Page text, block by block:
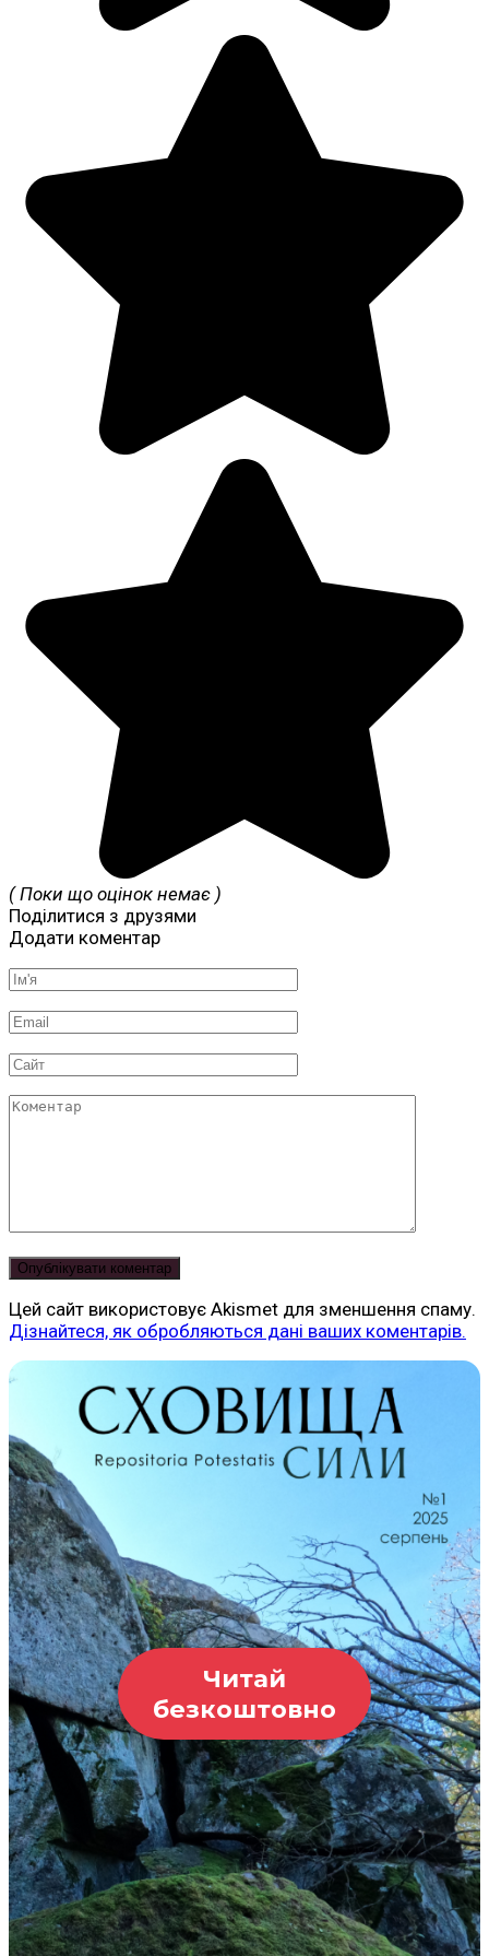
( Поки що оцінок немає )
Поділитися з друзями
Додати коментар
Ім'я
Email
Сайт
Коментар
Цей сайт використовує Akismet для зменшення спаму.
Дізнайтеся, як обробляються дані ваших коментарів.
Читай
безкоштовно